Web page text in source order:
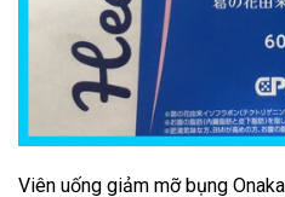
Viên uống giảm mỡ bụng